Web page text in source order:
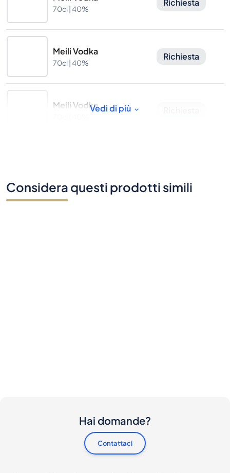
70cl |40%
Richiesta
Meili Vodka
70cl |40%
Richiesta
Meili VodkaVedi di più
Considera questi prodotti simili
Hai domande?
Contattaci